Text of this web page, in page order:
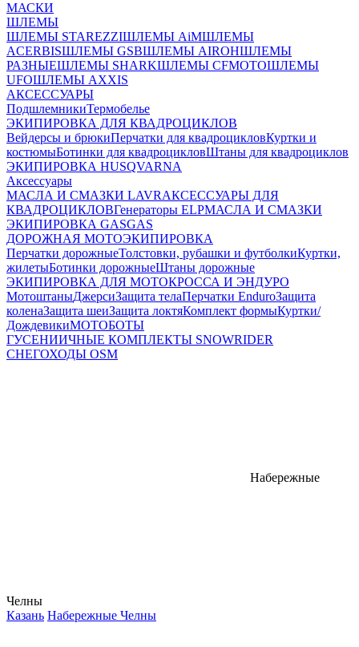
МАСКИ
ШЛЕМЫ
ШЛЕМЫ STAREZZIШЛЕМЫ AiMШЛЕМЫ
ACERBISШЛЕМЫ GSBШЛЕМЫ AIROHШЛЕМЫ
РАЗНЫЕШЛЕМЫ SHARKШЛЕМЫ CFMOTOШЛЕМЫ
UFOШЛЕМЫ AXXIS
АКСЕССУАРЫ
ПодшлемникиТермобелье
ЭКИПИРОВКА ДЛЯ КВАДРОЦИКЛОВ
Вейдерсы и брюкиПерчатки для квадроцикловКуртки и
костюмыБотинки для квадроцикловШтаны для квадроциклов
ЭКИПИРОВКА HUSQVARNA
Аксессуары
МАСЛА И СМАЗКИ LAVRАКСЕССУАРЫ ДЛЯ
КВАДРОЦИКЛОВГенераторы ELPМАСЛА И СМАЗКИ
ЭКИПИРОВКА GASGAS
ДОРОЖНАЯ МОТОЭКИПИРОВКА
Перчатки дорожныеТолстовки, рубашки и футболкиКуртки,
жилетыБотинки дорожныеШтаны дорожные
ЭКИПИРОВКА ДЛЯ МОТОКРОССА И ЭНДУРО
МотоштаныДжерсиЗащита телаПерчатки EnduroЗащита
коленаЗащита шеиЗащита локтяКомплект формыКуртки/
ДождевикиМОТОБОТЫ
ГУСЕНИИЧНЫЕ КОМПЛЕКТЫ SNOWRIDER
СНЕГОХОДЫ OSM
Набережные
Челны
Казань Набережные Челны